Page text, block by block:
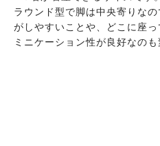
ラウンド型で脚は中央寄りな
がしやすいことや、どこに座
ミニケーション性が良好なの